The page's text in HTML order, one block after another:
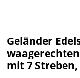
Geländer
mit 7